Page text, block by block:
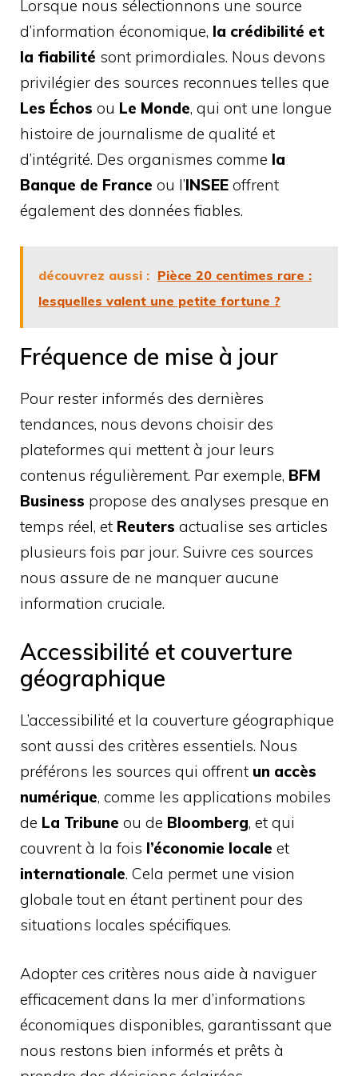
Lorsque nous sélectionnons une source
d’information économique, la crédibilité et
la fiabilité sont primordiales. Nous devons
privilégier des sources reconnues telles que
Les Échos ou Le Monde, qui ont une longue
histoire de journalisme de qualité et
d’intégrité. Des organismes comme la
Banque de France ou l’INSEE offrent
également des données fiables.
découvrez aussi : Pièce 20 centimes rare :
lesquelles valent une petite fortune ?
Fréquence de mise à jour
Pour rester informés des dernières
tendances, nous devons choisir des
plateformes qui mettent à jour leurs
contenus régulièrement. Par exemple, BFM
Business propose des analyses presque en
temps réel, et Reuters actualise ses articles
plusieurs fois par jour. Suivre ces sources
nous assure de ne manquer aucune
information cruciale.
Accessibilité et couverture
géographique
L’accessibilité et la couverture géographique
sont aussi des critères essentiels. Nous
préférons les sources qui offrent un accès
numérique, comme les applications mobiles
de La Tribune ou de Bloomberg, et qui
couvrent à la fois l’économie locale et
internationale. Cela permet une vision
globale tout en étant pertinent pour des
situations locales spécifiques.
Adopter ces critères nous aide à naviguer
efficacement dans la mer d’informations
économiques disponibles, garantissant que
nous restons bien informés et prêts à